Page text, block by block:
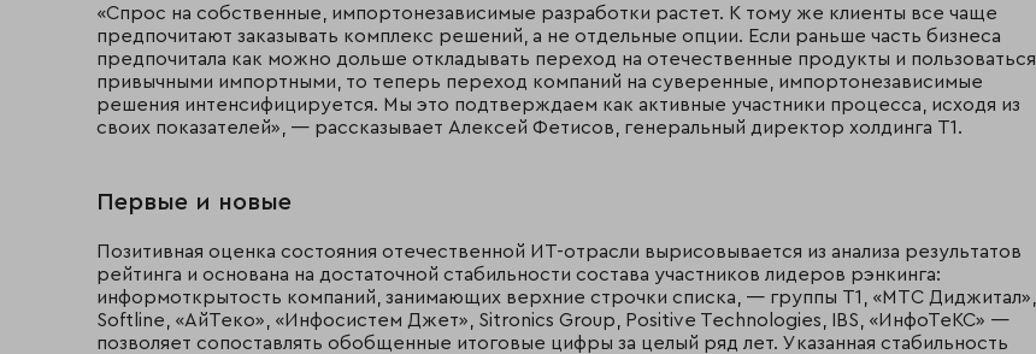
«Спрос на собственные, импортонезависимые разработки растет. К тому же клиенты все чаще
предпочитают заказывать комплекс решений, а не отдельные опции. Если раньше часть бизнеса
предпочитала как можно дольше откладывать переход на отечественные продукты и пользоваться
привычными импортными, то теперь переход компаний на суверенные, импортонезависимые
решения интенсифицируется. Мы это подтверждаем как активные участники процесса, исходя из
своих показателей», — рассказывает Алексей Фетисов, генеральный директор холдинга Т1.
Первые и новые
Позитивная оценка состояния отечественной ИТ-отрасли вырисовывается из анализа результатов
рейтинга и основана на достаточной стабильности состава участников лидеров рэнкинга:
информоткрытость компаний, занимающих верхние строчки списка, — группы Т1, «МТС Диджитал»,
Softline, «АйТеко», «Инфосистем Джет», Sitronics Group, Positive Technologies, IBS, «ИнфоТеКС» —
позволяет сопоставлять обобщенные итоговые цифры за целый ряд лет. Указанная стабильность